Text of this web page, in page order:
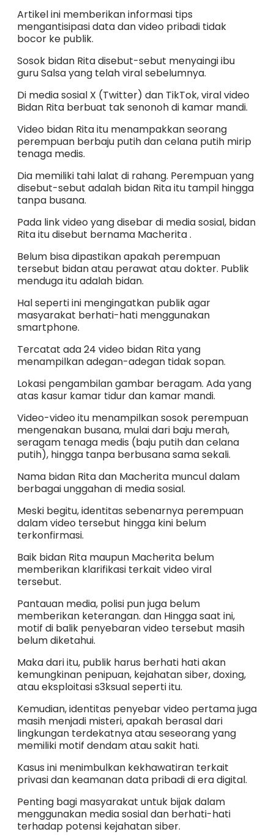
Artikel ini memberikan informasi tips
mengantisipasi data dan video pribadi tidak
bocor ke publik.
Sosok bidan Rita disebut-sebut menyaingi ibu
guru Salsa yang telah viral sebelumnya.
Di media sosial X (Twitter) dan TikTok, viral video
Bidan Rita berbuat tak senonoh di kamar mandi.
Video bidan Rita itu menampakkan seorang
perempuan berbaju putih dan celana putih mirip
tenaga medis.
Dia memiliki tahi lalat di rahang. Perempuan yang
disebut-sebut adalah bidan Rita itu tampil hingga
tanpa busana.
Pada link video yang disebar di media sosial, bidan
Rita itu disebut bernama Macherita .
Belum bisa dipastikan apakah perempuan
tersebut bidan atau perawat atau dokter. Publik
menduga itu adalah bidan.
Hal seperti ini mengingatkan publik agar
masyarakat berhati-hati menggunakan
smartphone.
Tercatat ada 24 video bidan Rita yang
menampilkan adegan-adegan tidak sopan.
Lokasi pengambilan gambar beragam. Ada yang
atas kasur kamar tidur dan kamar mandi.
Video-video itu menampilkan sosok perempuan
mengenakan busana, mulai dari baju merah,
seragam tenaga medis (baju putih dan celana
putih), hingga tanpa berbusana sama sekali.
Nama bidan Rita dan Macherita muncul dalam
berbagai unggahan di media sosial.
Meski begitu, identitas sebenarnya perempuan
dalam video tersebut hingga kini belum
terkonfirmasi.
Baik bidan Rita maupun Macherita belum
memberikan klarifikasi terkait video viral
tersebut.
Pantauan media, polisi pun juga belum
memberikan keterangan. dan Hingga saat ini,
motif di balik penyebaran video tersebut masih
belum diketahui.
Maka dari itu, publik harus berhati hati akan
kemungkinan penipuan, kejahatan siber, doxing,
atau eksploitasi s3ksual seperti itu.
Kemudian, identitas penyebar video pertama juga
masih menjadi misteri, apakah berasal dari
lingkungan terdekatnya atau seseorang yang
memiliki motif dendam atau sakit hati.
Kasus ini menimbulkan kekhawatiran terkait
privasi dan keamanan data pribadi di era digital.
Penting bagi masyarakat untuk bijak dalam
menggunakan media sosial dan berhati-hati
terhadap potensi kejahatan siber.